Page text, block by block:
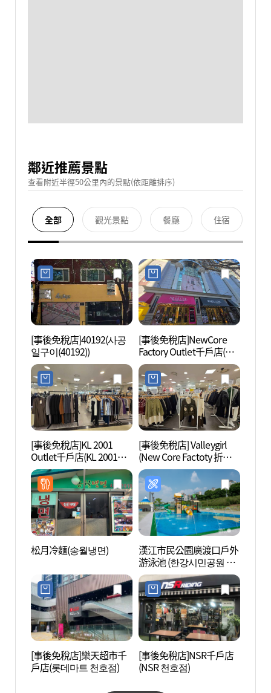
鄰近推薦景點
查看附近半徑50公里內的景點(依距離排序)
全部 觀光景點 餐廳 住宿
[事後免稅店]40192(사공
일구이(40192))
[事後免稅店]NewCore
Factory Outlet千戶店(뉴
코아팩토리아울렛 천호
점)
[事後免稅店]KL 2001
Outlet千戶店(KL 2001아
울렛 천호점)
[事後免稅店] Valleygirl
(New Core Factoty 折扣
購物中心千戶店)(밸리걸
뉴코아팩토리아울렛 천
호점)
松月冷麵(송월냉면)
漢江市民公園廣渡口戶外
游泳池 (한강시민공원 광
나루수영장(실외))
[事後免稅店]樂天超市千
戶店(롯데마트 천호점)
[事後免稅店]NSR千戶店
(NSR 천호점)